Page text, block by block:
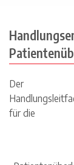
Der
für die